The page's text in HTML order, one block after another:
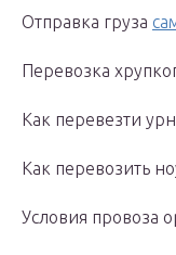
Отправка груза
Перевозка
Как перевезти
Как перевозить
Условия провоза